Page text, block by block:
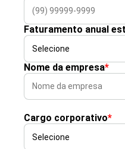
Faturamento anual
Nome da empresa*
Cargo corporativo*